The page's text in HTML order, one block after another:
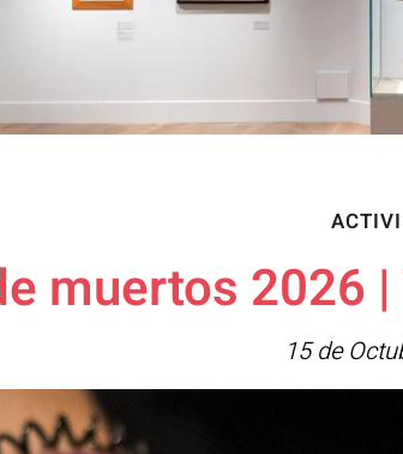
muertos 2026
15 de